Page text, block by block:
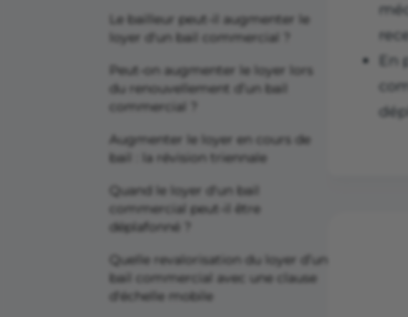
Le bailleur peut-il augmenter le
loyer d'un bail commercial ?
Peut-on augmenter le loyer lors
du renouvellement d’un bail
commercial ?
Augmenter le loyer en cours de
bail : la révision triennale
Quand le loyer d'un bail
commercial peut-il être
déplafonné ?
Quelle revalorisation du loyer d’un
bail commercial avec une clause
d'échelle mobile